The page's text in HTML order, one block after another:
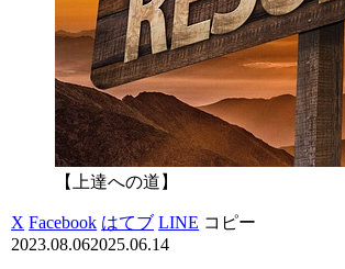
【上達への道】
X Facebook はてブ LINE コピー
2023.08.062025.06.14